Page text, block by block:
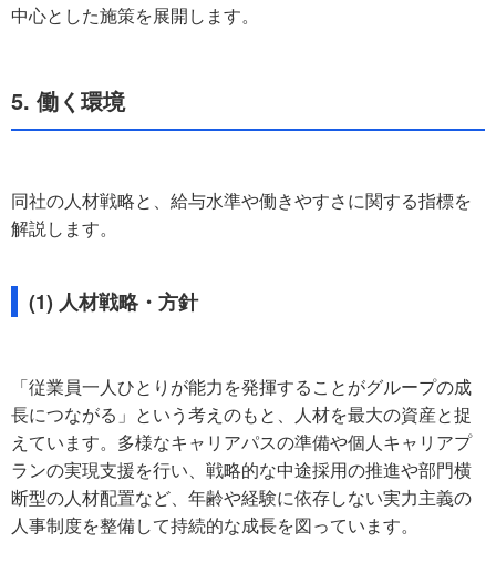
中心とした施策を展開します。
5. 働く環境
同社の人材戦略と、給与水準や働きやすさに関する指標を
解説します。
(1) 人材戦略・方針
「従業員一人ひとりが能力を発揮することがグループの成
長につながる」という考えのもと、人材を最大の資産と捉
えています。多様なキャリアパスの準備や個人キャリアプ
ランの実現支援を行い、戦略的な中途採用の推進や部門横
断型の人材配置など、年齢や経験に依存しない実力主義の
人事制度を整備して持続的な成長を図っています。